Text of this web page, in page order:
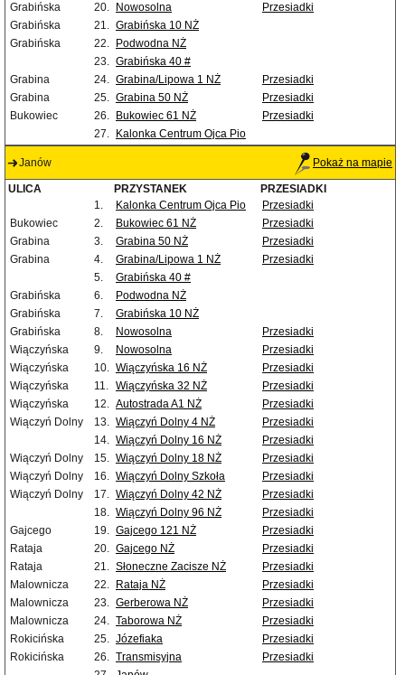
Grabińska
20. Nowosolna
Przesiadki
Grabińska
21. Grabińska 10 NŻ
Grabińska
22.
Podwodna NŻ
23. Grabińska 40 #
Grabina
24. Grabina/Lipowa 1 NŻ
Przesiadki
Grabina
25. Grabina 50 NŻ
Przesiadki
Bukowiec
26. Bukowiec 61 NŻ
Przesiadki
27.
Kalonka Centrum Ojca Pio
Janów Pokaż na mapie
ULICA PRZYSTANEK
PRZESIADKI
1.
Kalonka Centrum Ojca Pio
Przesiadki
Bukowiec
2. Bukowiec 61 NŻ
Przesiadki
Grabina
3. Grabina 50 NŻ
Przesiadki
Grabina
4. Grabina/Lipowa 1 NŻ
Przesiadki
5.
Grabińska 40 #
Grabińska
6.
Podwodna NŻ
Grabińska
7.
Grabińska 10 NŻ
Grabińska
8. Nowosolna
Przesiadki
Wiączyńska
9. Nowosolna
Przesiadki
Wiączyńska
10. Wiączyńska 16 NŻ
Przesiadki
Wiączyńska
11. Wiączyńska 32 NŻ
Przesiadki
Wiączyńska
12. Autostrada A1 NŻ
Przesiadki
Wiączyń Dolny
13. Wiączyń Dolny 4 NŻ
Przesiadki
14. Wiączyń Dolny 16 NŻ
Przesiadki
Wiączyń Dolny
15. Wiączyń Dolny 18 NŻ
Przesiadki
Wiączyń Dolny
16. Wiączyń Dolny Szkoła
Przesiadki
Wiączyń Dolny
17. Wiączyń Dolny 42 NŻ
Przesiadki
18. Wiączyń Dolny 96 NŻ
Przesiadki
Gajcego
19. Gajcego 121 NŻ
Przesiadki
Rataja
20. Gajcego NŻ
Przesiadki
Rataja
21. Słoneczne Zacisze NŻ
Przesiadki
Malownicza
22. Rataja NŻ
Przesiadki
Malownicza
23. Gerberowa NŻ
Przesiadki
Malownicza
24. Taborowa NŻ
Przesiadki
Rokicińska
25. Józefiaka
Przesiadki
Rokicińska
26. Transmisyjna
Przesiadki